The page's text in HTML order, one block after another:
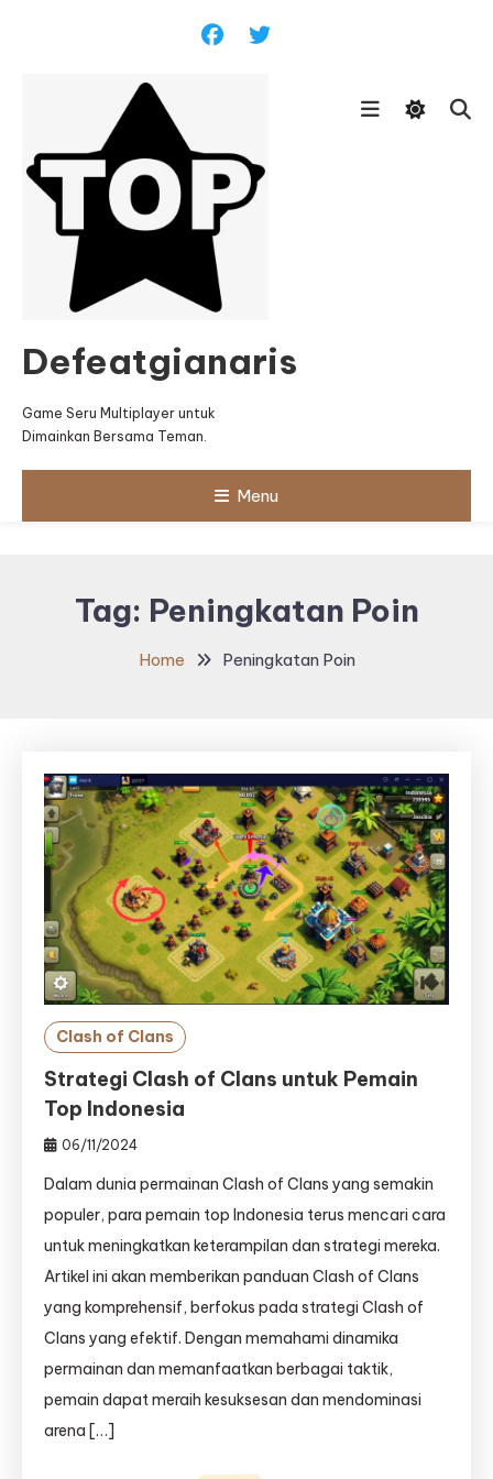
Defeatgianaris
Game Seru Multiplayer untuk
Dimainkan Bersama Teman.
Menu
Tag: Peningkatan Poin
Home Peningkatan Poin
Clash of Clans
Strategi Clash of Clans untuk Pemain
Top Indonesia
06/11/2024
Dalam dunia permainan Clash of Clans yang semakin
populer, para pemain top Indonesia terus mencari cara
untuk meningkatkan keterampilan dan strategi mereka.
Artikel ini akan memberikan panduan Clash of Clans
yang komprehensif, berfokus pada strategi Clash of
Clans yang efektif. Dengan memahami dinamika
permainan dan memanfaatkan berbagai taktik,
pemain dapat meraih kesuksesan dan mendominasi
arena […]